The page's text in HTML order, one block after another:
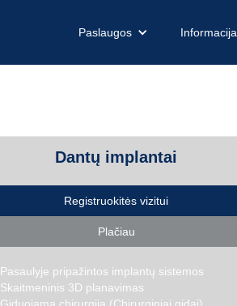
Paslaugos Informacija
Dantų implantai
Registruokitės vizitui
Plačiau
Pasaulyje pripažintos implantų sistemos
Skaitmeninis 3D planavimas